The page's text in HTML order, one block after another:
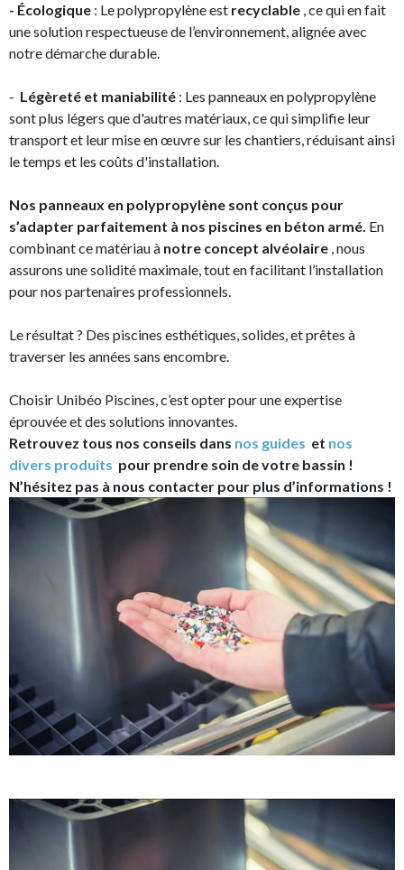
- Écologique : Le polypropylène est recyclable , ce qui en fait
une solution respectueuse de l’environnement, alignée avec
notre démarche durable.
- Légèreté et maniabilité : Les panneaux en polypropylène
sont plus légers que d'autres matériaux, ce qui simplifie leur
transport et leur mise en œuvre sur les chantiers, réduisant ainsi
le temps et les coûts d'installation.
Nos panneaux en polypropylène sont conçus pour
s’adapter parfaitement à nos piscines en béton armé. En
combinant ce matériau à notre concept alvéolaire , nous
assurons une solidité maximale, tout en facilitant l’installation
pour nos partenaires professionnels.
Le résultat ? Des piscines esthétiques, solides, et prêtes à
traverser les années sans encombre.
Choisir Unibéo Piscines, c’est opter pour une expertise
éprouvée et des solutions innovantes.
Retrouvez tous nos conseils dans nos guides et nos
divers produits pour prendre soin de votre bassin !
N’hésitez pas à nous contacter pour plus d’informations !